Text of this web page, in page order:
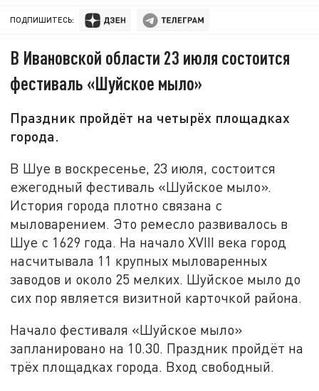
ПОДПИШИТЕСЬ:
В Ивановской области 23 июля состоится
фестиваль «Шуйское мыло»
Праздник пройдёт на четырёх площадках
города.
В Шуе в воскресенье, 23 июля, состоится
ежегодный фестиваль «Шуйское мыло».
История города плотно связана с
мыловарением. Это ремесло развивалось в
Шуе с 1629 года. На начало XVIII века город
насчитывала 11 крупных мыловаренных
заводов и около 25 мелких. Шуйское мыло до
сих пор является визитной карточкой района.
Начало фестиваля «Шуйское мыло»
запланировано на 10.30. Праздник пройдёт на
трёх площадках города. Вход свободный.